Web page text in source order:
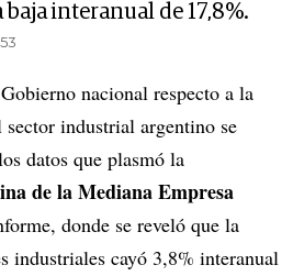
interanual de 17,8%.
nacional respecto a la
sector industrial argentino se
datos que plasmó la
de la Mediana Empresa
donde se reveló que la
industriales cayó 3,8% interanual